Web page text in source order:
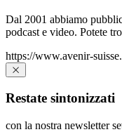
Dal 2001 abbiamo
podcast e video. Potete
https://www.avenir-
Restate sintonizzati
con la nostra newsletter